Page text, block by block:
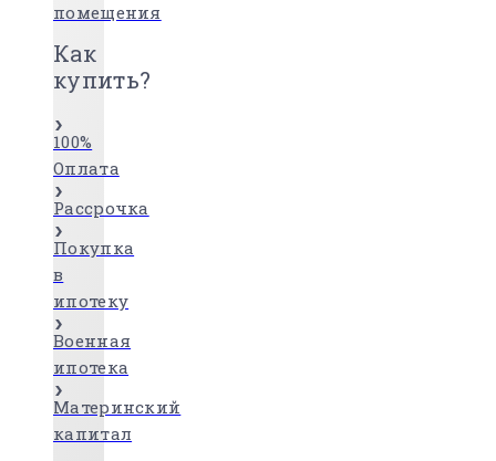
помещения
Как
купить?
100%
Оплата
Рассрочка
Покупка
в
ипотеку
Военная
ипотека
Материнский
капитал